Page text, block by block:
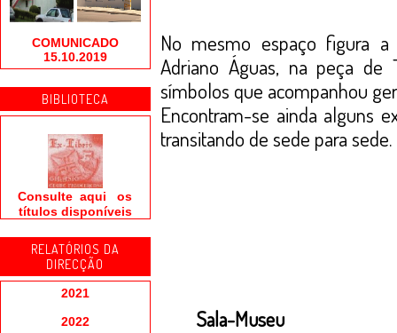
COMUNICADO
15.10.2019
BIBLIOTECA
Consulte aqui os
títulos disponíveis
RELATÓRIOS DA
DIRECÇÃO
2021
2022
No mesmo espaço figura
Adriano Águas, na peça de
símbolos que acompanhou
Encontram-se ainda alguns
transitando de sede para sede.
Sala-Museu